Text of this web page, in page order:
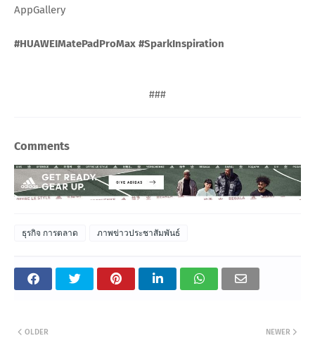
AppGallery
#HUAWEIMatePadProMax #SparkInspiration
###
Comments
ธุรกิจ การตลาด ภาพข่าวประชาสัมพันธ์
NEWER
OLDER